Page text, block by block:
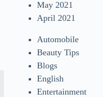
May 2021
April 2021
Automobile
Beauty Tips
Blogs
English
Entertainment